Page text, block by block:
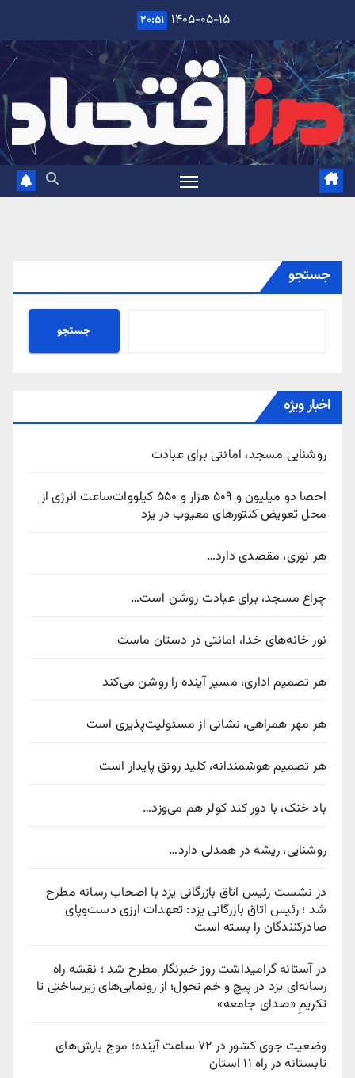
content
۱۴۰۵-۰۵-۱۵ ۲۰:۵۱
جستجو
جستجو
اخبار ویژه
روشنایی مسجد، امانتی برای عبادت
احصا دو میلیون و ۵۰۹ هزار و ۵۵۰ کیلووات‌ساعت انرژی از
محل تعویض کنتورهای معیوب در یزد
هر نوری، مقصدی دارد…
چراغ مسجد، برای عبادت روشن است…
نور خانه‌های خدا، امانتی در دستان ماست
هر تصمیم اداری، مسیر آینده را روشن می‌کند
هر مهر همراهی، نشانی از مسئولیت‌پذیری است
هر تصمیم هوشمندانه، کلید رونق پایدار است
باد خنک، با دور کند کولر هم می‌وزد…
روشنایی، ریشه در همدلی دارد…
در نشست رئیس اتاق بازرگانی یزد با اصحاب رسانه مطرح
شد ؛ رئیس اتاق بازرگانی یزد: تعهدات ارزی دست‌وپای
صادرکنندگان را بسته است
در آستانه گرامیداشت روز خبرنگار مطرح شد ؛ نقشه راه
رسانه‌ای یزد در پیچ‌ و خم تحول؛ از رونمایی‌های زیرساختی تا
تکریمِ «صدای جامعه»
وضعیت جوی کشور در ۷۲ ساعت آینده؛ موج بارش‌های
تابستانه در راه ۱۱ استان